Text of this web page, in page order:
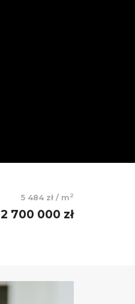
5 484 zł / m2
2 700 000 zł